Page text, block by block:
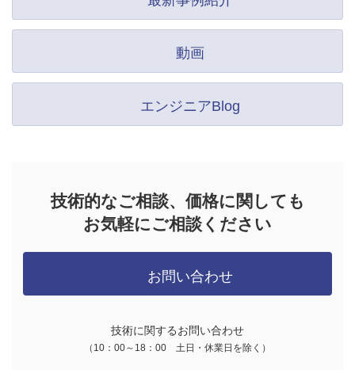
動画
エンジニアBlog
技術的なご相談、価格に関しても
お気軽にご相談ください
お問い合わせ
技術に関するお問い合わせ
（10：00～18：00 土日・休業日を除く）